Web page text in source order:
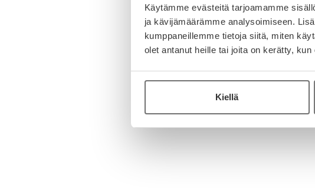
Käytämme evästeitä tarjoamamme
ja kävijämäärämme analysoimiseen.
kumppaneillemme tietoja siitä, miten
olet antanut heille tai joita on kerätty,
Kiellä